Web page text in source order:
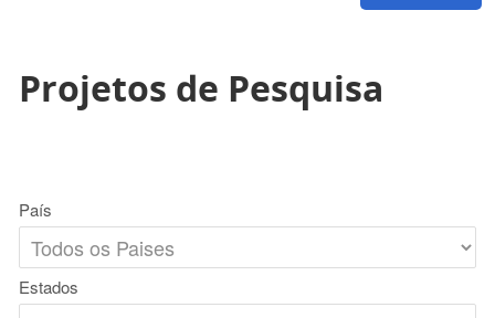
Projetos de Pesquisa
País
Estados